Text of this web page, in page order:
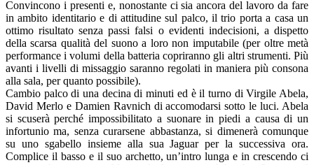
Convincono i presenti e, nonostante ci sia ancora del lavoro da fare
in ambito identitario e di attitudine sul palco, il trio porta a casa un
ottimo risultato senza passi falsi o evidenti indecisioni, a dispetto
della scarsa qualità del suono a loro non imputabile (per oltre metà
performance i volumi della batteria copriranno gli altri strumenti. Più
avanti i livelli di missaggio saranno regolati in maniera più consona
alla sala, per quanto possibile).
Cambio palco di una decina di minuti ed è il turno di Virgile Abela,
David Merlo e Damien Ravnich di accomodarsi sotto le luci. Abela
si scuserà perché impossibilitato a suonare in piedi a causa di un
infortunio ma, senza curarsene abbastanza, si dimenerà comunque
su uno sgabello insieme alla sua Jaguar per la successiva ora.
Complice il basso e il suo archetto, un’intro lunga e in crescendo ci